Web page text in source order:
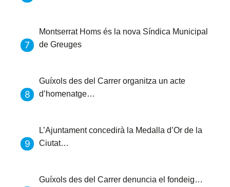
Montserrat Homs és la nova Síndica Municipal
de Greuges
Guíxols des del Carrer organitza un acte
d’homenatge…
L’Ajuntament concedirà la Medalla d’Or de la
Ciutat…
Guíxols des del Carrer denuncia el fondeig…